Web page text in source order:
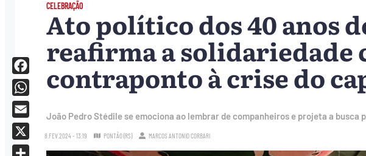
CELEBRAÇÃO
Ato político dos 40 anos
reafirma a solidariedade
contraponto à crise do
João Pedro Stédile se emociona ao lembrar de companheiros e projeta a
8.FEV.2024 - 13:19 PONTÃO (RS) MARCOS ANTONIO CORBARI
Facebook
WhatsApp
Email
X